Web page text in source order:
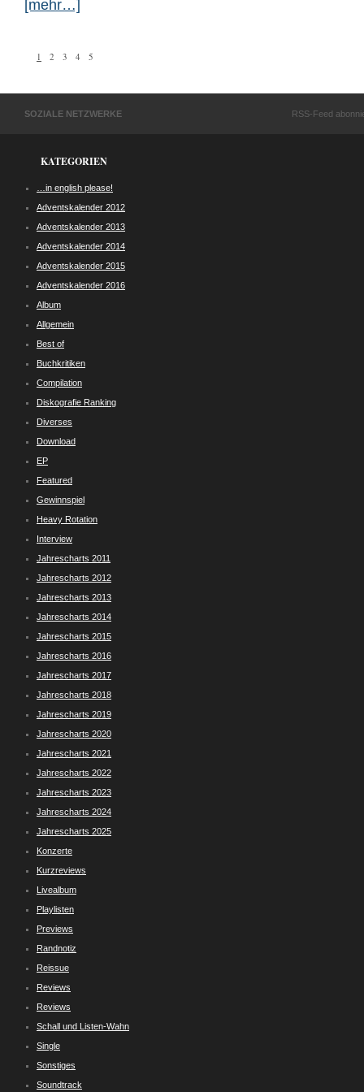
[mehr…]
1 2 3 4 5
SOZIALE NETZWERKE RSS-Feed
KATEGORIEN
…in english please!
Adventskalender 2012
Adventskalender 2013
Adventskalender 2014
Adventskalender 2015
Adventskalender 2016
Album
Allgemein
Best of
Buchkritiken
Compilation
Diskografie Ranking
Diverses
Download
EP
Featured
Gewinnspiel
Heavy Rotation
Interview
Jahrescharts 2011
Jahrescharts 2012
Jahrescharts 2013
Jahrescharts 2014
Jahrescharts 2015
Jahrescharts 2016
Jahrescharts 2017
Jahrescharts 2018
Jahrescharts 2019
Jahrescharts 2020
Jahrescharts 2021
Jahrescharts 2022
Jahrescharts 2023
Jahrescharts 2024
Jahrescharts 2025
Konzerte
Kurzreviews
Livealbum
Playlisten
Previews
Randnotiz
Reissue
Reviews
Reviews
Schall und Listen-Wahn
Single
Sonstiges
Soundtrack